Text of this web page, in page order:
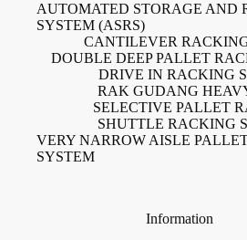
AUTOMATED STORAGE AND
SYSTEM (ASRS)
CANTILEVER
DOUBLE DEEP PALLET
DRIVE IN RACKING
RAK GUDANG
SELECTIVE PALLET
SHUTTLE RACKING
VERY NARROW AISLE
SYSTEM
Information